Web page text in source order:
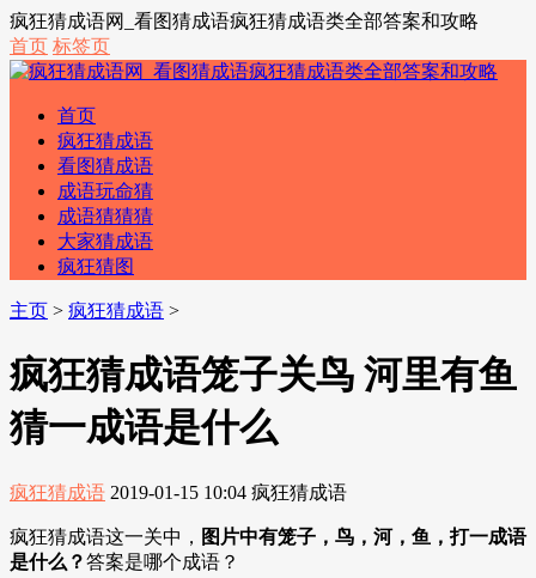
疯狂猜成语网_看图猜成语疯狂猜成语类全部答案和攻略
首页 标签页
首页
疯狂猜成语
看图猜成语
成语玩命猜
成语猜猜猜
大家猜成语
疯狂猜图
主页 > 疯狂猜成语 >
疯狂猜成语笼子关鸟 河里有鱼
猜一成语是什么
疯狂猜成语 2019-01-15 10:04 疯狂猜成语
疯狂猜成语这一关中， 图片中有笼子，鸟，河，鱼，打一成语
是什么？答案是哪个成语？